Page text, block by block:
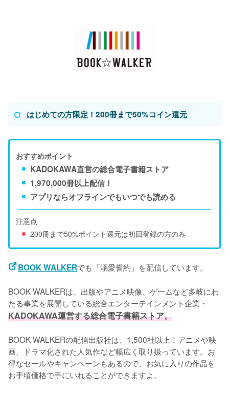
はじめての方限定！200冊まで50%コイン還元
おすすめポイント
KADOKAWA直営の総合電子書籍ストア
1,970,000冊以上配信！
アプリならオフラインでもいつでも読める
注意点
200冊まで50%ポイント還元は初回登録の方のみ
BOOK WALKERでも「溺愛誓約」を配信しています。
BOOK WALKERは、出版やアニメ映像、ゲームなど多岐にわ
たる事業を展開している総合エンターテインメント企業・
KADOKAWA運営する総合電子書籍ストア。
BOOK WALKERの配信出版社は、1,500社以上！アニメや映
画、ドラマ化された人気作など幅広く取り扱っています。お
得なセールやキャンペーンもあるので、お気に入りの作品を
お手頃価格で手にいれることができますよ。